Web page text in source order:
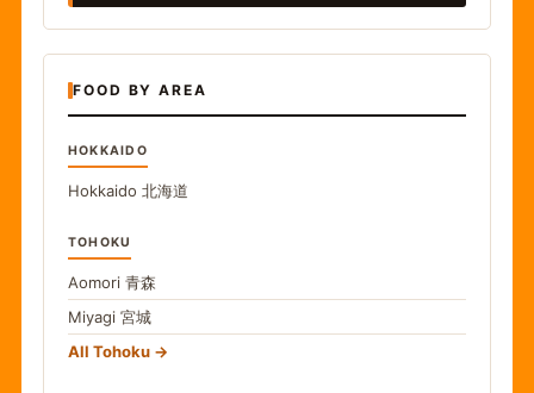
FOOD BY AREA
HOKKAIDO
Hokkaido 北海道
TOHOKU
Aomori 青森
Miyagi 宮城
All Tohoku